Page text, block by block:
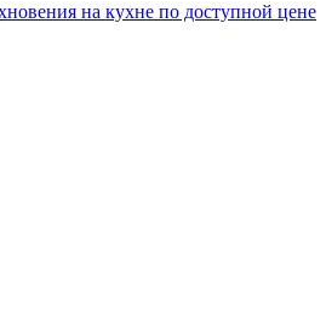
на кухне по доступной цене